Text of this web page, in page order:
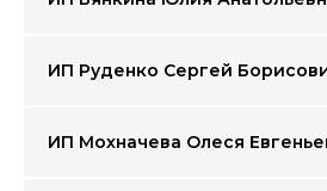
ИП Руденко Сергей
ИП Мохначева Олеся